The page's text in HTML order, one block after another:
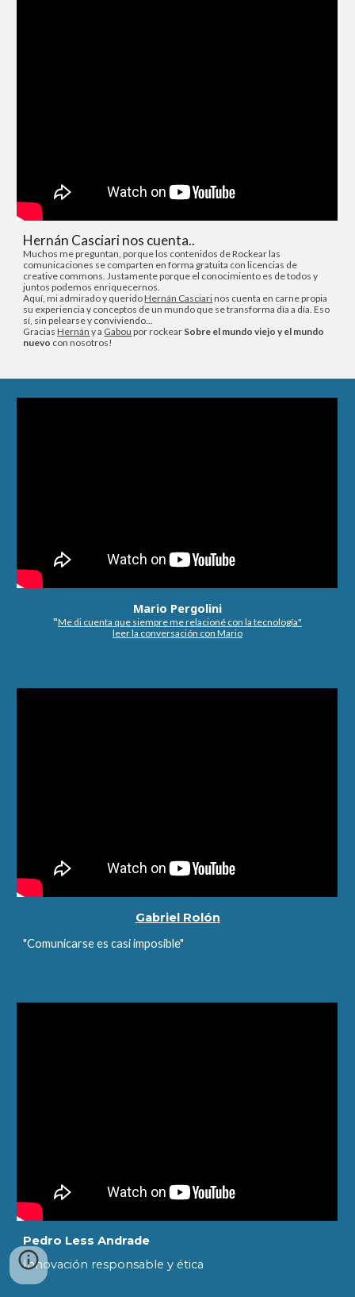
Hernán Casciari nos cuenta..
Muchos me preguntan, porque los contenidos de Rockear las
comunicaciones se comparten en forma gratuita con licencias de
creative commons. Justamente porque el conocimiento es de todos y
juntos podemos enriquecernos.
Aquí, mi admirado y queridoHernán Casciarinos cuenta en carne propia
su experiencia y conceptos de un mundo que se transforma día a día. Eso
sí, sin pelearse y conviviendo...
GraciasHernán y a Gabou por rockear Sobre el mundo viejo y el mundo
nuevo con nosotros!
Mario Pergolini
"Me di cuenta que siempre me relacioné con la tecnología"
leer la conversación con Mario
Gabriel Rolón
"Comunicarse es casi imposible"
Pedro Less Andrade
Innovación responsable y ética